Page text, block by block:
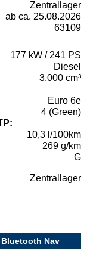
Zentrallager
ab ca. 25.08.2026
63109
177 kW / 241 PS
Diesel
3.000 cm³
Euro 6e
4 (Green)
10,3 l/100km
269 g/km
G
Zentrallager
Bluetooth Nav